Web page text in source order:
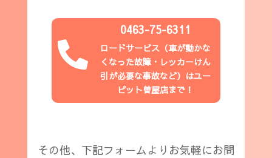

0463-75-6311
ロードサービス（車が動かな
くなった故障・レッカーけん
引が必要な事故など）はユー
ピット曽屋店まで！
その他、下記フォームよりお気軽にお問